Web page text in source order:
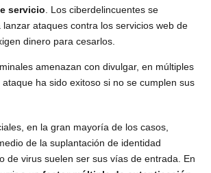
servicio . Los ciberdelincuentes se
ataques contra los servicios web de
dinero para cesarlos.
amenazan con divulgar, en múltiples
ataque ha sido exitoso si no se cumplen sus
en la gran mayoría de los casos,
de la suplantación de identidad
de virus suelen ser sus vías de entrada. En